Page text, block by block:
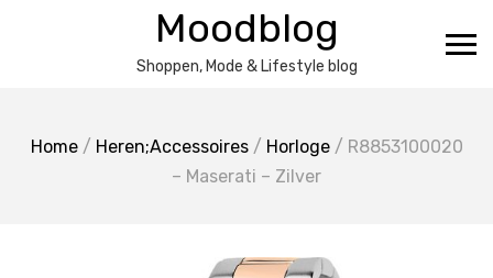
Moodblog
Shoppen, Mode & Lifestyle blog
Home/ Heren;Accessoires/ Horloge/ R8853100020
– Maserati – Zilver